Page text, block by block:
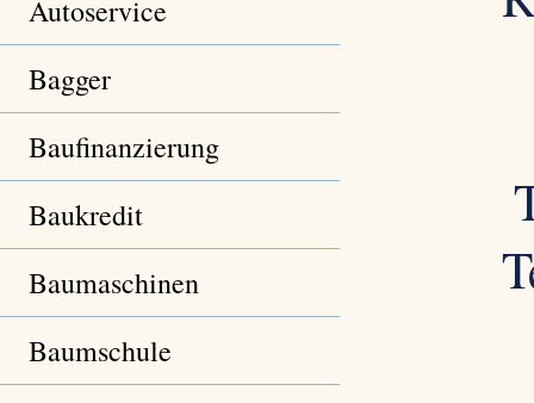
Autoservice
Bagger
Baufinanzierung
Baukredit
Baumaschinen
Baumschule